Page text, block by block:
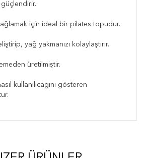
güçlendirir.
için ideal bir pilates topudur.
yağ yakmanızı kolaylaştırır.
üretilmiştir.
kullanılıcağını gösteren